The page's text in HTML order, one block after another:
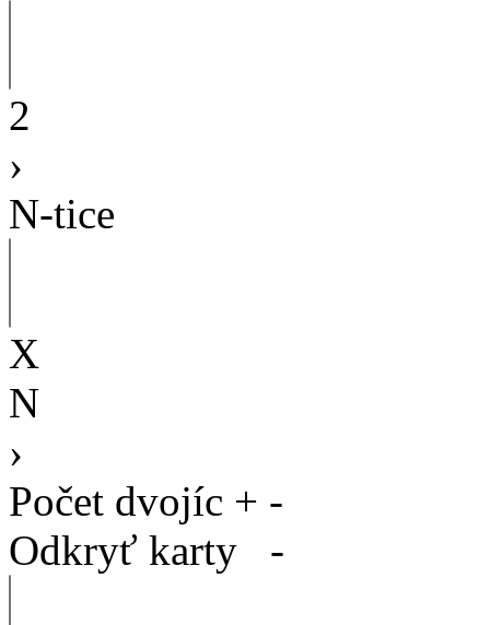
2
›
N-tice
X
N
›
Počet dvojíc + -
Odkryť karty
-